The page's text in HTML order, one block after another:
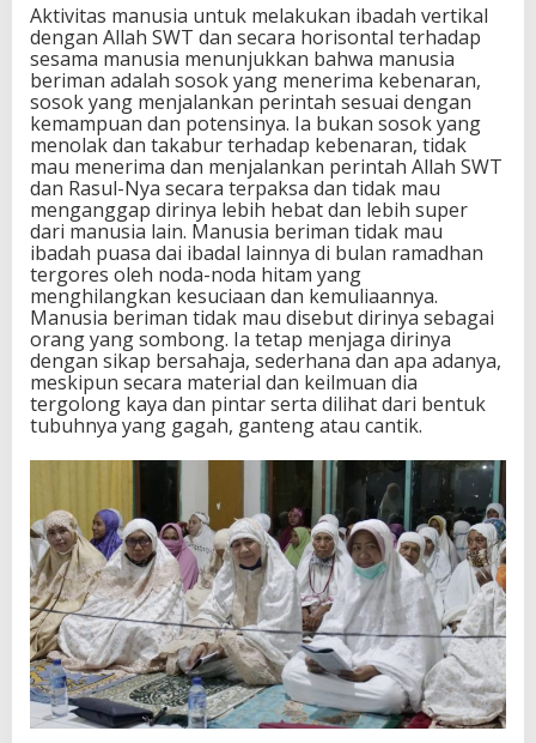
Aktivitas manusia untuk melakukan ibadah vertikal
dengan Allah SWT dan secara horisontal terhadap
sesama manusia menunjukkan bahwa manusia
beriman adalah sosok yang menerima kebenaran,
sosok yang menjalankan perintah sesuai dengan
kemampuan dan potensinya. Ia bukan sosok yang
menolak dan takabur terhadap kebenaran, tidak
mau menerima dan menjalankan perintah Allah SWT
dan Rasul-Nya secara terpaksa dan tidak mau
menganggap dirinya lebih hebat dan lebih super
dari manusia lain. Manusia beriman tidak mau
ibadah puasa dai ibadal lainnya di bulan ramadhan
tergores oleh noda-noda hitam yang
menghilangkan kesuciaan dan kemuliaannya.
Manusia beriman tidak mau disebut dirinya sebagai
orang yang sombong. Ia tetap menjaga dirinya
dengan sikap bersahaja, sederhana dan apa adanya,
meskipun secara material dan keilmuan dia
tergolong kaya dan pintar serta dilihat dari bentuk
tubuhnya yang gagah, ganteng atau cantik.